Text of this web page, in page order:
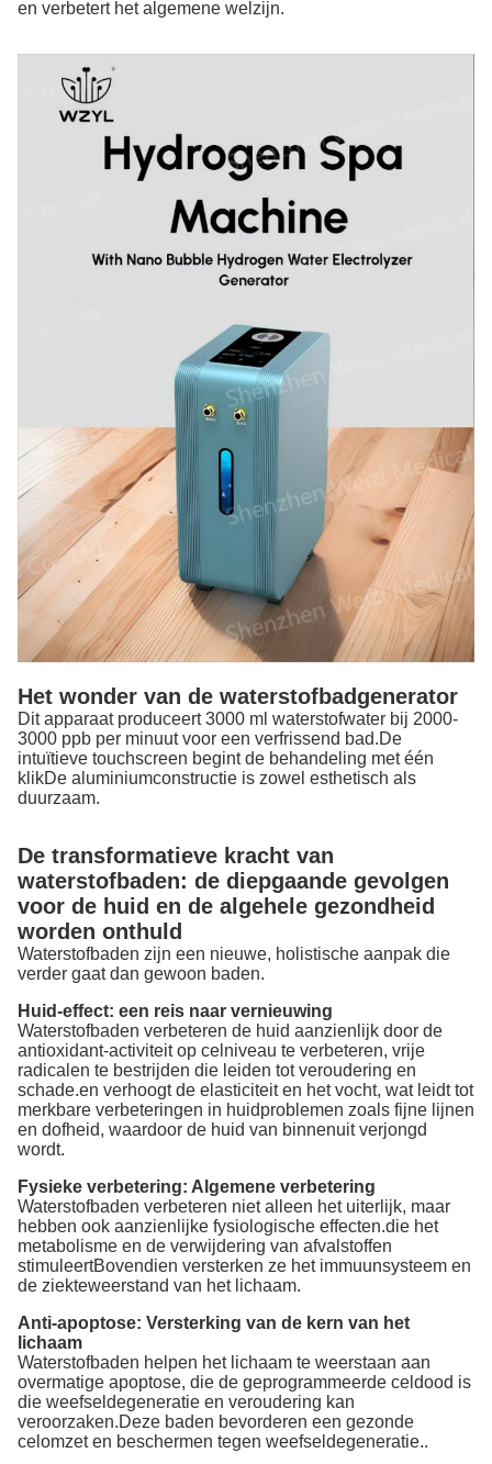
en verbetert het algemene welzijn.
Het wonder van de waterstofbadgenerator
Dit apparaat produceert 3000 ml waterstofwater bij 2000-
3000 ppb per minuut voor een verfrissend bad.De
intuïtieve touchscreen begint de behandeling met één
klikDe aluminiumconstructie is zowel esthetisch als
duurzaam.
De transformatieve kracht van
waterstofbaden: de diepgaande gevolgen
voor de huid en de algehele gezondheid
worden onthuld
Waterstofbaden zijn een nieuwe, holistische aanpak die
verder gaat dan gewoon baden.
Huid-effect: een reis naar vernieuwing
Waterstofbaden verbeteren de huid aanzienlijk door de
antioxidant-activiteit op celniveau te verbeteren, vrije
radicalen te bestrijden die leiden tot veroudering en
schade.en verhoogt de elasticiteit en het vocht, wat leidt tot
merkbare verbeteringen in huidproblemen zoals fijne lijnen
en dofheid, waardoor de huid van binnenuit verjongd
wordt.
Fysieke verbetering: Algemene verbetering
Waterstofbaden verbeteren niet alleen het uiterlijk, maar
hebben ook aanzienlijke fysiologische effecten.die het
metabolisme en de verwijdering van afvalstoffen
stimuleertBovendien versterken ze het immuunsysteem en
de ziekteweerstand van het lichaam.
Anti-apoptose: Versterking van de kern van het
lichaam
Waterstofbaden helpen het lichaam te weerstaan aan
overmatige apoptose, die de geprogrammeerde celdood is
die weefseldegeneratie en veroudering kan
veroorzaken.Deze baden bevorderen een gezonde
celomzet en beschermen tegen weefseldegeneratie..